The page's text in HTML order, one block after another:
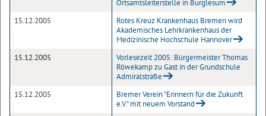
Ortsamtsleiterstelle in Burglesum
15.12.2005
Rotes Kreuz Krankenhaus Bremen wird
Akademisches Lehrkrankenhaus der
Medizinische Hochschule Hannover
15.12.2005
Vorlesezeit 2005: Bürgermeister Thomas
Röwekamp zu Gast in der Grundschule
Admiralstraße
15.12.2005
Bremer Verein "Erinnern für die Zukunft
e.V." mit neuem Vorstand